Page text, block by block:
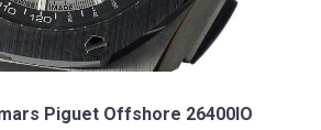
Piguet Offshore 26400IO